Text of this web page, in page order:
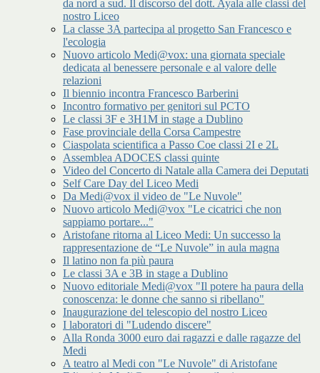
da nord a sud. Il discorso del dott. Ayala alle classi del
nostro Liceo
La classe 3A partecipa al progetto San Francesco e
l'ecologia
Nuovo articolo Medi@vox: una giornata speciale
dedicata al benessere personale e al valore delle
relazioni
Il biennio incontra Francesco Barberini
Incontro formativo per genitori sul PCTO
Le classi 3F e 3H1M in stage a Dublino
Fase provinciale della Corsa Campestre
Ciaspolata scientifica a Passo Coe classi 2I e 2L
Assemblea ADOCES classi quinte
Video del Concerto di Natale alla Camera dei Deputati
Self Care Day del Liceo Medi
Da Medi@vox il video de "Le Nuvole"
Nuovo articolo Medi@vox "Le cicatrici che non
sappiamo portare..."
Aristofane ritorna al Liceo Medi: Un successo la
rappresentazione de “Le Nuvole” in aula magna
Il latino non fa più paura
Le classi 3A e 3B in stage a Dublino
Nuovo editoriale Medi@vox "Il potere ha paura della
conoscenza: le donne che sanno si ribellano"
Inaugurazione del telescopio del nostro Liceo
I laboratori di "Ludendo discere"
Alla Ronda 3000 euro dai ragazzi e dalle ragazze del
Medi
A teatro al Medi con "Le Nuvole" di Aristofane